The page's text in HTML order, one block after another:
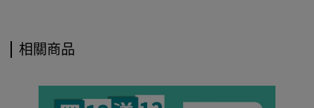
相關商品